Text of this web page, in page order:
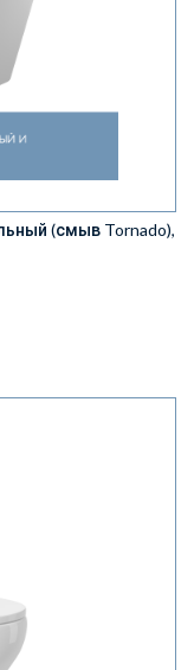
(смыв Tornado),